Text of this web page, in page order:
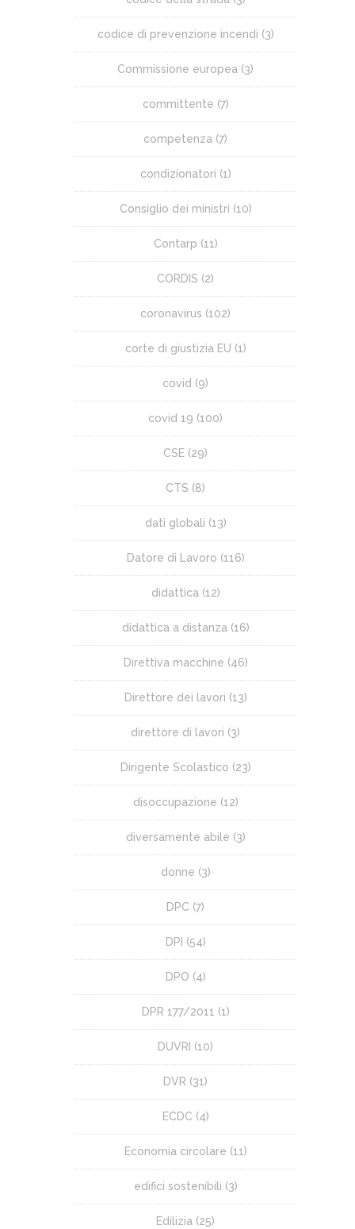
codice di prevenzione incendi (3)
Commissione europea (3)
committente (7)
competenza (7)
condizionatori (1)
Consiglio dei ministri (10)
Contarp (11)
CORDIS (2)
coronavirus (102)
corte di giustizia EU (1)
covid (9)
covid 19 (100)
CSE (29)
CTS (8)
dati globali (13)
Datore di Lavoro (116)
didattica (12)
didattica a distanza (16)
Direttiva macchine (46)
Direttore dei lavori (13)
direttore di lavori (3)
Dirigente Scolastico (23)
disoccupazione (12)
diversamente abile (3)
donne (3)
DPC (7)
DPI (54)
DPO (4)
DPR 177/2011 (1)
DUVRI (10)
DVR (31)
ECDC (4)
Economia circolare (11)
edifici sostenibili (3)
Edilizia (25)